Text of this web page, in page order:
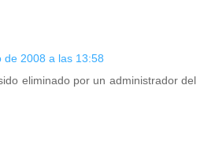
de 2008 a las 13:58
eliminado por un administrador del